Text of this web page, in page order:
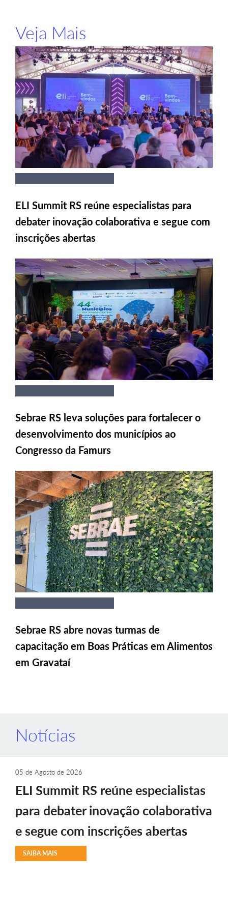
Veja Mais
ELI Summit RS reúne especialistas para
debater inovação colaborativa e segue com
inscrições abertas
Sebrae RS leva soluções para fortalecer o
desenvolvimento dos municípios ao
Congresso da Famurs
Sebrae RS abre novas turmas de
capacitação em Boas Práticas em Alimentos
em Gravataí
Notícias
05 de Agosto de 2026
ELI Summit RS reúne especialistas
para debater inovação colaborativa
e segue com inscrições abertas
SAIBA MAIS